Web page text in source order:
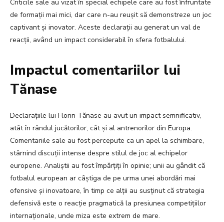
Criticile sale au vizat în special echipele care au fost înfruntate
de formații mai mici, dar care n-au reușit să demonstreze un joc
captivant și inovator. Aceste declarații au generat un val de
reacții, având un impact considerabil în sfera fotbalului.
Impactul comentariilor lui
Tănase
Declarațiile lui Florin Tănase au avut un impact semnificativ,
atât în rândul jucătorilor, cât și al antrenorilor din Europa.
Comentariile sale au fost percepute ca un apel la schimbare,
stârnind discuții intense despre stilul de joc al echipelor
europene. Analiștii au fost împărțiți în opinie; unii au gândit că
fotbalul european ar câștiga de pe urma unei abordări mai
ofensive și inovatoare, în timp ce alții au susținut că strategia
defensivă este o reacție pragmatică la presiunea competițiilor
internaționale, unde miza este extrem de mare.